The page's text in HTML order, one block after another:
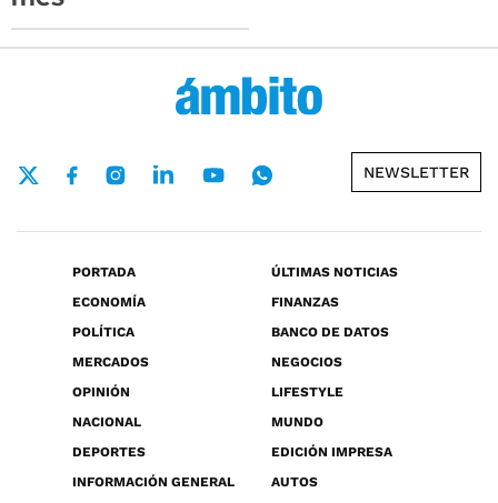
NEWSLETTER
PORTADA
ÚLTIMAS NOTICIAS
ECONOMÍA
FINANZAS
POLÍTICA
BANCO DE DATOS
MERCADOS
NEGOCIOS
OPINIÓN
LIFESTYLE
NACIONAL
MUNDO
DEPORTES
EDICIÓN IMPRESA
INFORMACIÓN GENERAL
AUTOS